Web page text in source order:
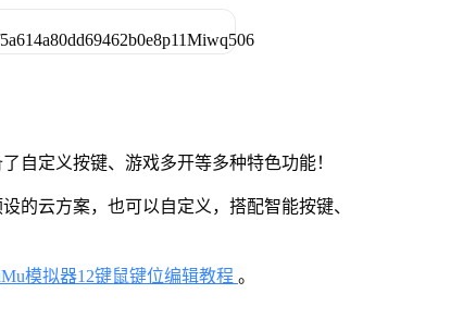
自定义按键、游戏多开等多种特色功能！
的云方案，也可以自定义，搭配智能按键、
模拟器12键鼠键位编辑教程 。